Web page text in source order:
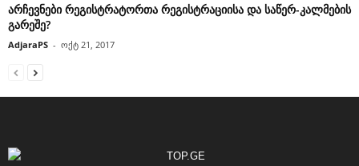
არჩევნები რეგისტრატორთა რეგისტრაციისა და საწერ-კალმების
გარეშე?
AdjaraPS - ოქტ 21, 2017